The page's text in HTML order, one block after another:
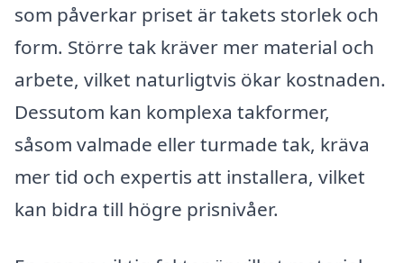
som påverkar priset är takets storlek och
form. Större tak kräver mer material och
arbete, vilket naturligtvis ökar kostnaden.
Dessutom kan komplexa takformer,
såsom valmade eller turmade tak, kräva
mer tid och expertis att installera, vilket
kan bidra till högre prisnivåer.